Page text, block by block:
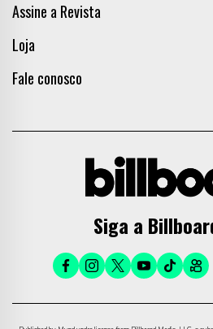
Assine a Revista
Loja
Fale conosco
Siga a